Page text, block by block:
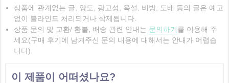
상품에 관계없는 글, 양도, 광고성, 욕설, 비방, 도배 등의 글은 예고
없이 블라인드 처리되거나 삭제됩니다.
상품 문의 및 교환/ 환불, 배송 관련 안내는 문의하기를 이용해 주
세요(구매 후기에 남겨주신 문의 내용에 대해서는 안내가 어렵습
니다).
이 제품이 어떠셨나요?